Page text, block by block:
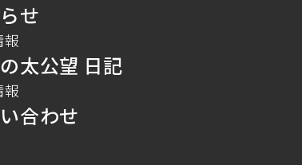
せ
報
太公望 日記
報
合わせ